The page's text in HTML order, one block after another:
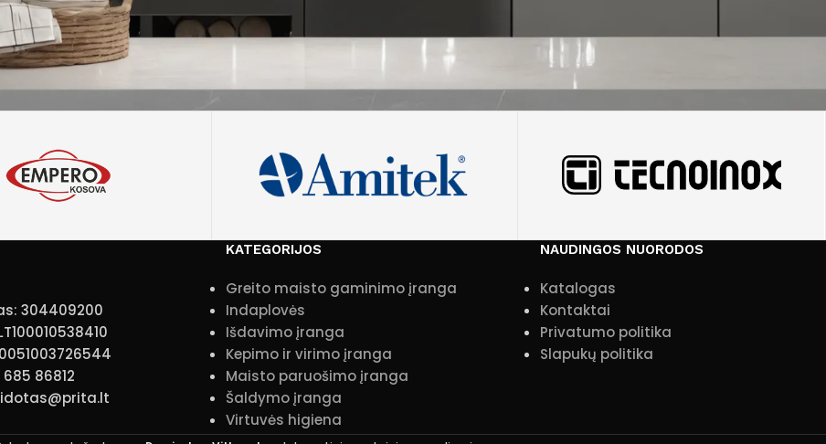
304409200
86812
KATEGORIJOS
Greito maisto gaminimo įranga
Indaplovės
Išdavimo įranga
Kepimo ir virimo įranga
Maisto paruošimo įranga
Šaldymo įranga
Virtuvės higiena
NAUDINGOS NUORODOS
Katalogas
Kontaktai
Privatumo politika
Slapukų politika